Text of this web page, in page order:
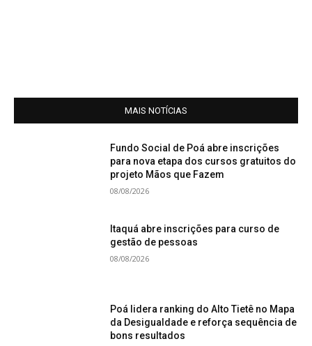
MAIS NOTÍCIAS
Fundo Social de Poá abre inscrições
para nova etapa dos cursos gratuitos do
projeto Mãos que Fazem
08/08/2026
Itaquá abre inscrições para curso de
gestão de pessoas
08/08/2026
Poá lidera ranking do Alto Tietê no Mapa
da Desigualdade e reforça sequência de
bons resultados